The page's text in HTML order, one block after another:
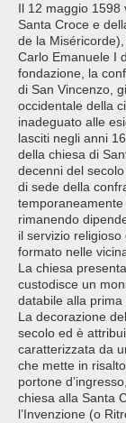
Il 12 maggio 1598
Santa Croce e
de la
Carlo Emanuele I
fondazione, la
di San Vincenzo,
occidentale della
inadeguato alle
lasciti negli anni
della chiesa di
decenni del
di sede della
rimanendo
il servizio
formato nelle
La chiesa
custodisce un
databile alla
La decorazione
secolo ed è
caratterizzata da
che mette in
portone
chiesa alla Santa
l’Invenzione (o